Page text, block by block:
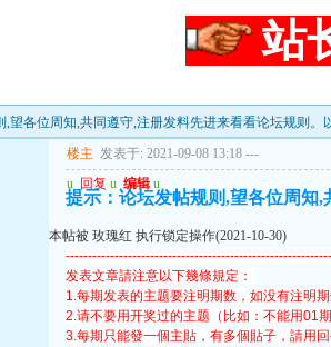
站
,望各位周知,共同遵守,注册发料先进来看看论坛规则。
楼主 发表于: 2021-09-08 13:18 ---
u 回复 u 编辑 u
提示：论坛发帖规则,望各位周知
本帖被 玫瑰红 执行锁定操作(2021-10-30)
发表文章請注意以下幾條規定：
1.每期发表的主题要注明期数，如没有注明
2.请不要用开奖过的主题（比如：不能用01
3.每期只能發一個主貼，有多個貼子，請用